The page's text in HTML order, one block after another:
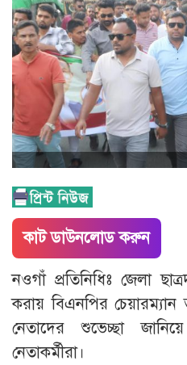
কাট ডাউনলোড করুন
নওগাঁ প্রতিনিধিঃ জেলা
করায় বিএনপির চেয়ারম্যান
নেতাদের শুভেচ্ছা
নেতাকর্মীরা।